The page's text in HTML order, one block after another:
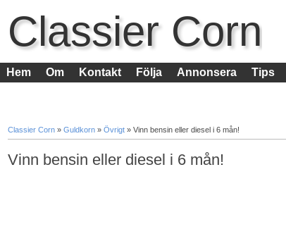
Classier Corn
Hem Om Kontakt Följa Annonsera Tips
Classier Corn » Guldkorn » Övrigt » Vinn bensin eller diesel i 6 mån!
Vinn bensin eller diesel i 6 mån!